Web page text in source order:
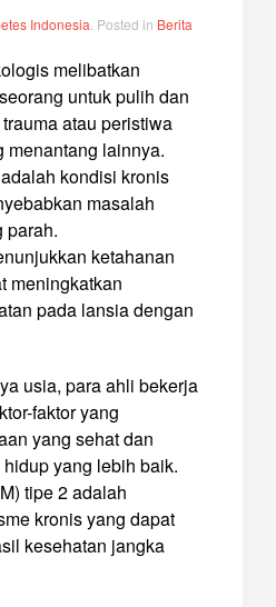
Indonesia . Posted in Berita
melibatkan
untuk pulih dan
atau peristiwa
menantang lainnya.
kondisi kronis
masalah
parah.
ketahanan
meningkatkan
pada lansia dengan
usia, para ahli bekerja
faktor yang
yang sehat dan
yang lebih baik.
tipe 2 adalah
kronis yang dapat
kesehatan jangka